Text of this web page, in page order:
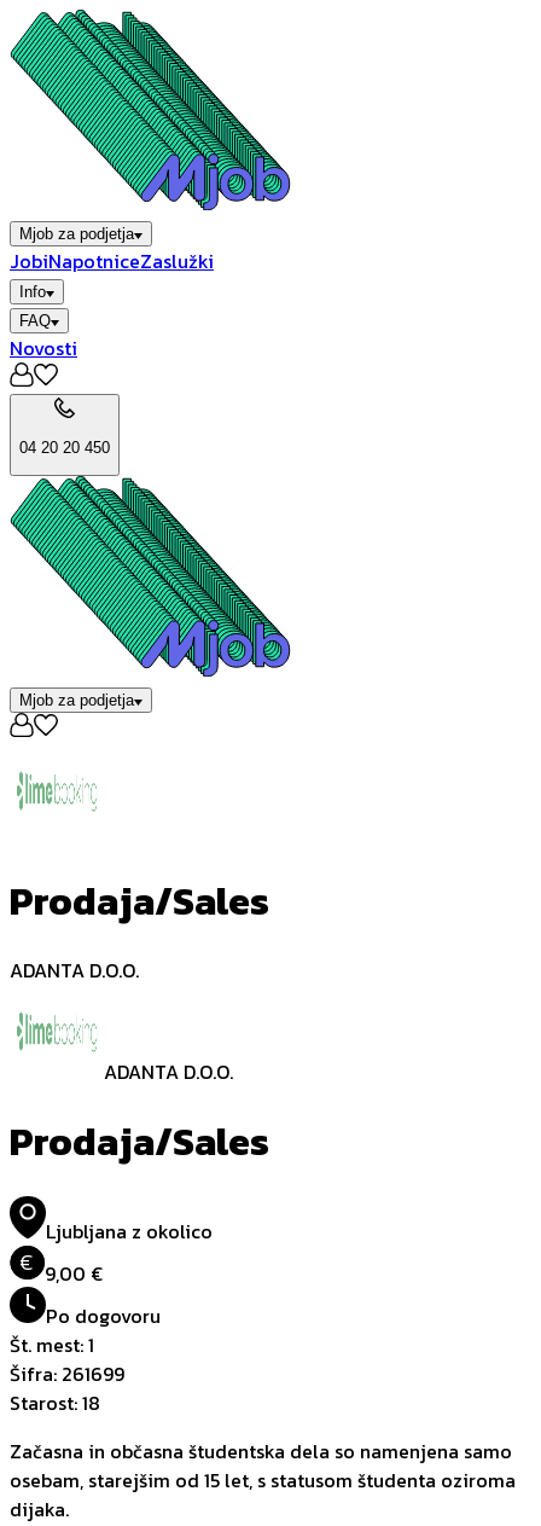
Mjob za podjetja
JobiNapotniceZaslužki
Info
FAQ
Novosti
04 20 20 450
Mjob za podjetja
Prodaja/Sales
ADANTA D.O.O.
ADANTA D.O.O.
Prodaja/Sales
Ljubljana z okolico
€ 9,00 €
Po dogovoru
Št. mest:1
Šifra: 261699
Starost:18
Začasna in občasna študentska dela so namenjena samo
osebam, starejšim od 15 let, s statusom študenta oziroma
dijaka.